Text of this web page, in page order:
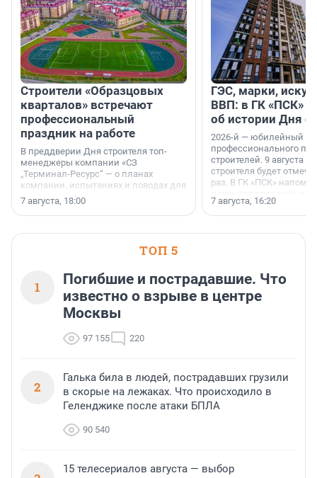
Строители «Образцовых
кварталов» встречают
профессиональный
праздник на работе
В преддверии Дня строителя топ-
менеджеры компании «СЗ
„Терминал-Ресурс“ — о планах
компании, испытаниях и поводах для
осторожного оптимизма.
7 августа, 18:00
ГЭС, марки,
ВВП: в ГК «ПСК»
об истории Дня
2026-й — юбилейный
профессионального
строителей. 9 августа
строителя будет
раз. В ГК «ПСК»
поменялась роль
7 августа, 16:20
ТОП 5
1
Погибшие и пострадавшие. Что
известно о взрыве в центре
Москвы
97 155 220
2
Галька била в людей, пострадавших грузили
в скорые на лежаках. Что происходило в
Геленджике после атаки БПЛА
90 540
15 телесериалов августа — выбор